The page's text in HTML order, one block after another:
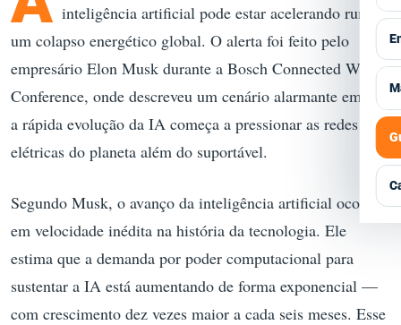
inteligência artificial pode estar acelerando rumo a
um colapso energético global. O alerta foi feito pelo
empresário Elon Musk durante a Bosch Connected World
Conference, onde descreveu um cenário alarmante em que
a rápida evolução da IA começa a pressionar as redes
elétricas do planeta além do suportável.
Segundo Musk, o avanço da inteligência artificial ocorre
em velocidade inédita na história da tecnologia. Ele
estima que a demanda por poder computacional para
sustentar a IA está aumentando de forma exponencial —
com crescimento dez vezes maior a cada seis meses. Esse